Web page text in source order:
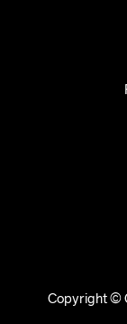
Copyright ©